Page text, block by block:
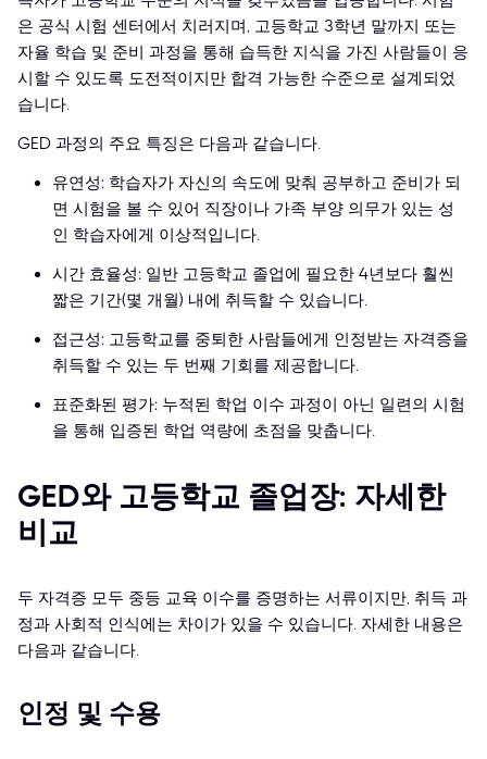
은 공식 시험 센터에서 치러지며, 고등학교 3학년 말까지 또는
자율 학습 및 준비 과정을 통해 습득한 지식을 가진 사람들이 응
시할 수 있도록 도전적이지만 합격 가능한 수준으로 설계되었
습니다.
GED 과정의 주요 특징은 다음과 같습니다.
유연성: 학습자가 자신의 속도에 맞춰 공부하고 준비가 되
면 시험을 볼 수 있어 직장이나 가족 부양 의무가 있는 성
인 학습자에게 이상적입니다.
시간 효율성: 일반 고등학교 졸업에 필요한 4년보다 훨씬
짧은 기간(몇 개월) 내에 취득할 수 있습니다.
접근성: 고등학교를 중퇴한 사람들에게 인정받는 자격증을
취득할 수 있는 두 번째 기회를 제공합니다.
표준화된 평가: 누적된 학업 이수 과정이 아닌 일련의 시험
을 통해 입증된 학업 역량에 초점을 맞춥니다.
GED와 고등학교 졸업장: 자세한
비교
두 자격증 모두 중등 교육 이수를 증명하는 서류이지만, 취득 과
정과 사회적 인식에는 차이가 있을 수 있습니다. 자세한 내용은
다음과 같습니다.
인정 및 수용